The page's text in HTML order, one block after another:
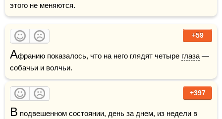
этого не меняются.
+59
Афранию показалось, что на него глядят четыре глаза —
собачьи и волчьи.
+397
В подвешенном состоянии, день за днем, из недели в